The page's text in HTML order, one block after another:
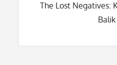
The Lost Negatives: